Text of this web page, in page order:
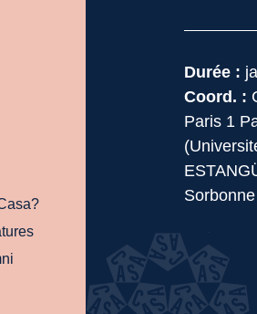
Durée :
Coord. :
Paris 1